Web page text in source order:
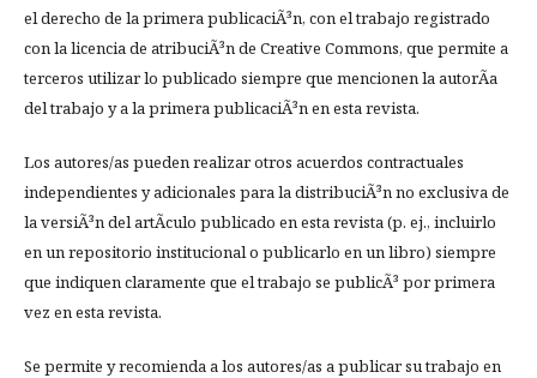
el derecho de la primera publicaciÃ³n, con el trabajo registrado
con la licencia de atribuciÃ³n de Creative Commons, que permite a
terceros utilizar lo publicado siempre que mencionen la autorÃ­a
del trabajo y a la primera publicaciÃ³n en esta revista.
Los autores/as pueden realizar otros acuerdos contractuales
independientes y adicionales para la distribuciÃ³n no exclusiva de
la versiÃ³n del artÃ­culo publicado en esta revista (p. ej., incluirlo
en un repositorio institucional o publicarlo en un libro) siempre
que indiquen claramente que el trabajo se publicÃ³ por primera
vez en esta revista.
Se permite y recomienda a los autores/as a publicar su trabajo en